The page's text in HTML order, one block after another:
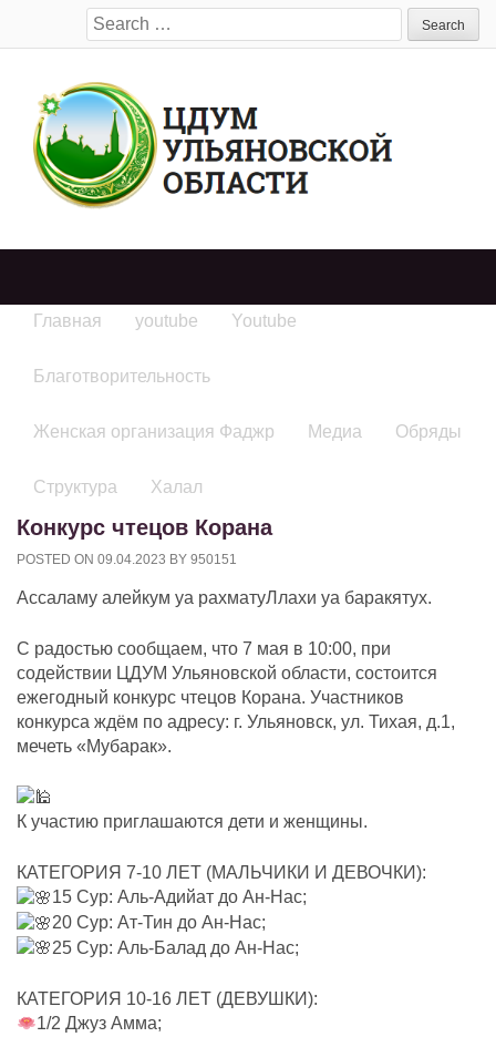
Search
for:
Главная youtube Youtube
Благотворительность
Женская организация Фаджр Медиа Обряды
Структура Халал
Конкурс чтецов Корана
POSTED ON 09.04.2023 BY 950151
Ассаламу алейкум уа рахматуЛлахи уа баракятух.
С радостью сообщаем, что 7 мая в 10:00, при
содействии ЦДУМ Ульяновской области, состоится
ежегодный конкурс чтецов Корана. Участников
конкурса ждём по адресу: г. Ульяновск, ул. Тихая, д.1,
мечеть «Мубарак».
К участию приглашаются дети и женщины.
КАТЕГОРИЯ 7-10 ЛЕТ (МАЛЬЧИКИ И ДЕВОЧКИ):
15 Сур: Аль-Адийат до Ан-Нас;
20 Сур: Ат-Тин до Ан-Нас;
25 Сур: Аль-Балад до Ан-Нас;
КАТЕГОРИЯ 10-16 ЛЕТ (ДЕВУШКИ):
1/2 Джуз Амма;